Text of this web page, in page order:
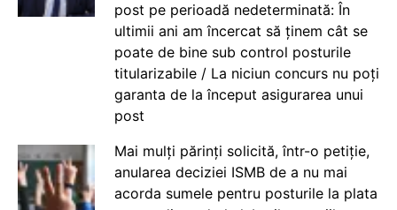
post pe perioadă nedeterminată: În
ultimii ani am încercat să ținem cât se
poate de bine sub control posturile
titularizabile / La niciun concurs nu poți
garanta de la început asigurarea unui
post
Mai mulți părinți solicită, într-o petiție,
anularea deciziei ISMB de a nu mai
acorda sumele pentru posturile la plata